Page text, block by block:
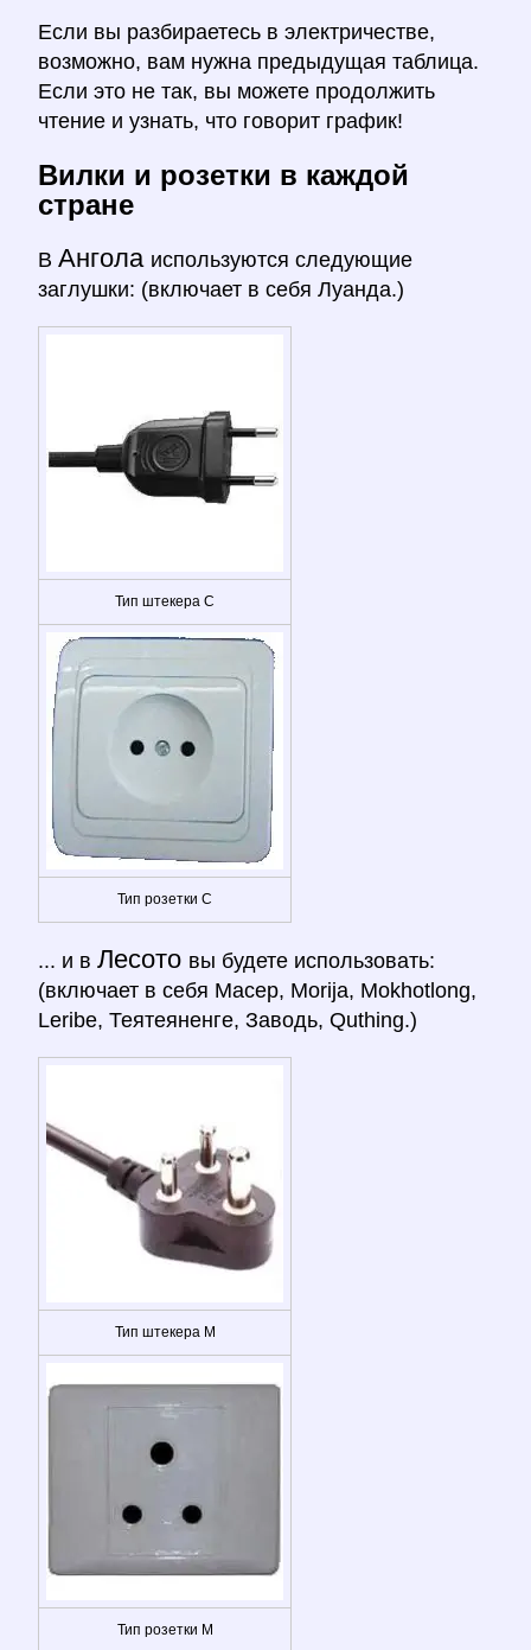
Если вы разбираетесь в электричестве,
возможно, вам нужна предыдущая таблица.
Если это не так, вы можете продолжить
чтение и узнать, что говорит график!
Вилки и розетки в каждой
стране
В Ангола используются следующие
заглушки: (включает в себя Луанда.)
Тип штекера C
Тип розетки C
... и в Лесото вы будете использовать:
(включает в себя Масер, Morija, Mokhotlong,
Leribe, Теятеяненге, Заводь, Quthing.)
Тип штекера M
Тип розетки M